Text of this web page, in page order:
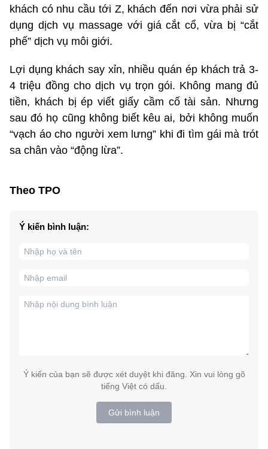
khách có nhu cầu tới Z, khách đến nơi vừa phải sử
dụng dịch vụ massage với giá cắt cổ, vừa bị “cắt
phế” dịch vụ môi giới.
Lợi dụng khách say xỉn, nhiều quán ép khách trả 3-
4 triệu đồng cho dịch vụ trọn gói. Không mang đủ
tiền, khách bị ép viết giấy cầm cố tài sản. Nhưng
sau đó họ cũng không biết kêu ai, bởi không muốn
“vạch áo cho người xem lưng” khi đi tìm gái mà trót
sa chân vào “động lừa”.
Theo TPO
Ý kiến bình luận:
Ý kiến của bạn sẽ được xét duyệt khi đăng. Xin vui lòng gõ
tiếng Việt có dấu.
Gửi bình luận